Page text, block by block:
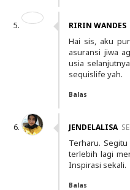
RIRIN WANDES
Hai sis, aku
asuransi jiwa
usia
sequislife yah.
Balas
JENDELALISA
Terharu.
terlebih lagi
Inspirasi sekali.
Balas